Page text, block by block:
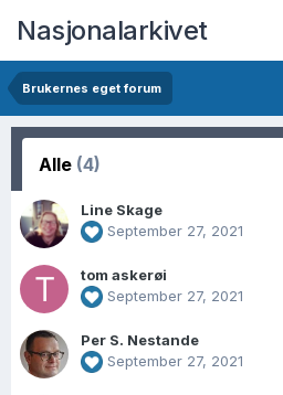
Nasjonalarkivet
Brukernes eget forum
Alle (4)
Line Skage
September 27, 2021
tom askerøi
September 27, 2021
Per S. Nestande
September 27, 2021